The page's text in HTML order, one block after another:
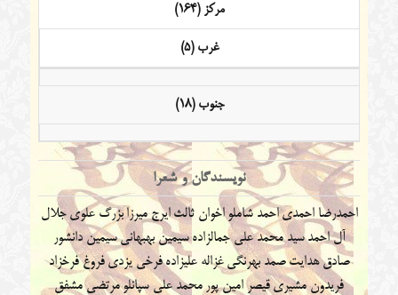
مرکز (164)
غرب (5)
جنوب (18)
نویسندگان و شعرا
احمدرضا احمدیاحمد شاملو اخوان ثالث ایرج میرزابزرگ علوی جلال
آل احمدسید محمد علی جمالزادهسیمین بهبهانیسیمین دانشور
صادق هدایتصمد بهرنگی غزاله علیزادهفرخی یزدی فروغ فرخزاد
فریدون مشیری قیصر امین پور محمد علی سپانلومرتضی مشفق